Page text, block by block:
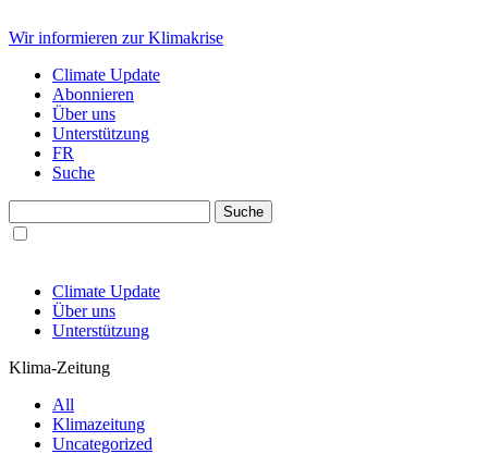
Wir informieren zur Klimakrise
Climate Update
Abonnieren
Über uns
Unterstützung
FR
Suche
Climate Update
Über uns
Unterstützung
Klima-Zeitung
All
Klimazeitung
Uncategorized